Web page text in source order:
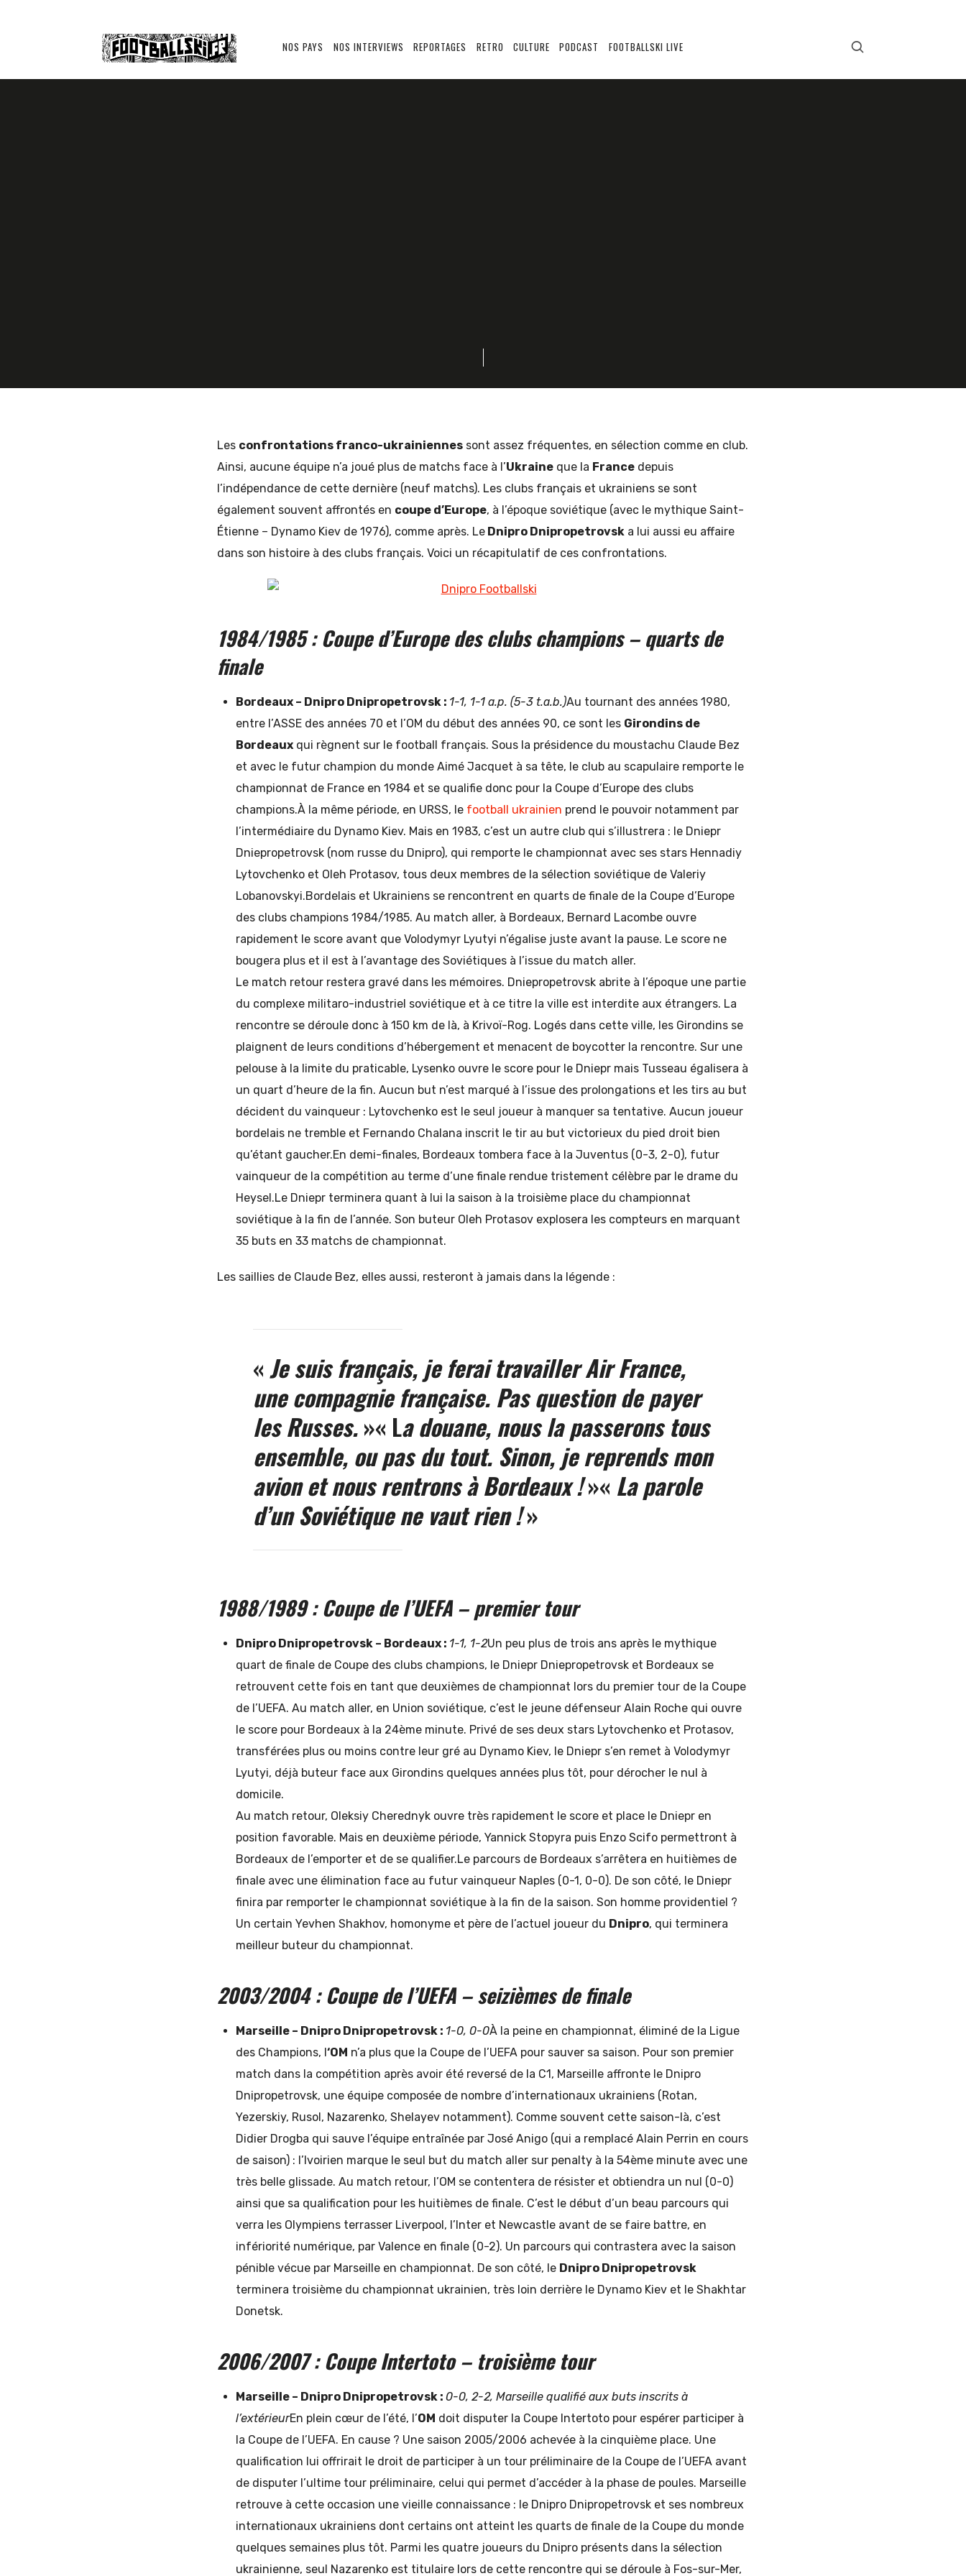
Footballski NOS PAYS NOS INTERVIEWS REPORTAGES RETRO CULTURE PODCAST FOOTBALLSKI LIVE
Les confrontations franco-ukrainiennes sont assez fréquentes, en sélection comme en club.
Ainsi, aucune équipe n’a joué plus de matchs face à l’Ukraine que la France depuis
l’indépendance de cette dernière (neuf matchs). Les clubs français et ukrainiens se sont
également souvent affrontés en coupe d’Europe, à l’époque soviétique (avec le mythique Saint-
Étienne – Dynamo Kiev de 1976), comme après. Le Dnipro Dnipropetrovsk a lui aussi eu affaire
dans son histoire à des clubs français. Voici un récapitulatif de ces confrontations.
1984/1985 : Coupe d’Europe des clubs champions – quarts de
finale
Bordeaux – Dnipro Dnipropetrovsk : 1-1, 1-1 a.p. (5-3 t.a.b.)Au tournant des années 1980,
entre l’ASSE des années 70 et l’OM du début des années 90, ce sont les Girondins de
Bordeauxqui règnent sur le football français. Sous la présidence du moustachu Claude Bez
et avec le futur champion du monde Aimé Jacquet à sa tête, le club au scapulaire remporte le
championnat de France en 1984 et se qualifie donc pour la Coupe d’Europe des clubs
champions.À la même période, en URSS, le football ukrainien prend le pouvoir notamment par
l’intermédiaire du Dynamo Kiev. Mais en 1983, c’est un autre club qui s’illustrera : le Dniepr
Dniepropetrovsk (nom russe du Dnipro), qui remporte le championnat avec ses stars Hennadiy
Lytovchenko et Oleh Protasov, tous deux membres de la sélection soviétique de Valeriy
Lobanovskyi.Bordelais et Ukrainiens se rencontrent en quarts de finale de la Coupe d’Europe
des clubs champions 1984/1985. Au match aller, à Bordeaux, Bernard Lacombe ouvre
rapidement le score avant que Volodymyr Lyutyi n’égalise juste avant la pause. Le score ne
bougera plus et il est à l’avantage des Soviétiques à l’issue du match aller.
Le match retour restera gravé dans les mémoires. Dniepropetrovsk abrite à l’époque une partie
du complexe militaro-industriel soviétique et à ce titre la ville est interdite aux étrangers. La
rencontre se déroule donc à 150 km de là, à Krivoï-Rog. Logés dans cette ville, les Girondins se
plaignent de leurs conditions d’hébergement et menacent de boycotter la rencontre. Sur une
pelouse à la limite du praticable, Lysenko ouvre le score pour le Dniepr mais Tusseau égalisera à
un quart d’heure de la fin. Aucun but n’est marqué à l’issue des prolongations et les tirs au but
décident du vainqueur : Lytovchenko est le seul joueur à manquer sa tentative. Aucun joueur
bordelais ne tremble et Fernando Chalana inscrit le tir au but victorieux du pied droit bien
qu’étant gaucher.En demi-finales, Bordeaux tombera face à la Juventus (0-3, 2-0), futur
vainqueur de la compétition au terme d’une finale rendue tristement célèbre par le drame du
Heysel.Le Dniepr terminera quant à lui la saison à la troisième place du championnat
soviétique à la fin de l’année. Son buteur Oleh Protasov explosera les compteurs en marquant
35 buts en 33 matchs de championnat.
Les saillies de Claude Bez, elles aussi, resteront à jamais dans la légende :
«Je suis français, je ferai travailler Air France,
une compagnie française. Pas question de payer
les Russes.»« La douane, nous la passerons tous
ensemble, ou pas du tout. Sinon, je reprends mon
avion et nous rentrons à Bordeaux !»« La parole
d’un Soviétique ne vaut rien !»
1988/1989 : Coupe de l’UEFA – premier tour
Dnipro Dnipropetrovsk – Bordeaux : 1-1, 1-2Un peu plus de trois ans après le mythique
quart de finale de Coupe des clubs champions, le Dniepr Dniepropetrovsk et Bordeaux se
retrouvent cette fois en tant que deuxièmes de championnat lors du premier tour de la Coupe
de l’UEFA. Au match aller, en Union soviétique, c’est le jeune défenseur Alain Roche qui ouvre
le score pour Bordeaux à la 24ème minute. Privé de ses deux stars Lytovchenko et Protasov,
transférées plus ou moins contre leur gré au Dynamo Kiev, le Dniepr s’en remet à Volodymyr
Lyutyi, déjà buteur face aux Girondins quelques années plus tôt, pour dérocher le nul à
domicile.
Au match retour, Oleksiy Cherednyk ouvre très rapidement le score et place le Dniepr en
position favorable. Mais en deuxième période, Yannick Stopyra puis Enzo Scifo permettront à
Bordeaux de l’emporter et de se qualifier.Le parcours de Bordeaux s’arrêtera en huitièmes de
finale avec une élimination face au futur vainqueur Naples (0-1, 0-0). De son côté, le Dniepr
finira par remporter le championnat soviétique à la fin de la saison. Son homme providentiel ?
Un certain Yevhen Shakhov, homonyme et père de l’actuel joueur du Dnipro, qui terminera
meilleur buteur du championnat.
2003/2004 : Coupe de l’UEFA – seizièmes de finale
Marseille – Dnipro Dnipropetrovsk : 1-0, 0-0À la peine en championnat, éliminé de la Ligue
des Champions, l‘OM n’a plus que la Coupe de l’UEFA pour sauver sa saison. Pour son premier
match dans la compétition après avoir été reversé de la C1, Marseille affronte le Dnipro
Dnipropetrovsk, une équipe composée de nombre d’internationaux ukrainiens (Rotan,
Yezerskiy, Rusol, Nazarenko, Shelayev notamment). Comme souvent cette saison-là, c’est
Didier Drogba qui sauve l’équipe entraînée par José Anigo (qui a remplacé Alain Perrin en cours
de saison) : l’Ivoirien marque le seul but du match aller sur penalty à la 54ème minute avec une
très belle glissade. Au match retour, l’OM se contentera de résister et obtiendra un nul (0-0)
ainsi que sa qualification pour les huitièmes de finale. C’est le début d’un beau parcours qui
verra les Olympiens terrasser Liverpool, l’Inter et Newcastle avant de se faire battre, en
infériorité numérique, par Valence en finale (0-2). Un parcours qui contrastera avec la saison
pénible vécue par Marseille en championnat. De son côté, le Dnipro Dnipropetrovsk
terminera troisième du championnat ukrainien, très loin derrière le Dynamo Kiev et le Shakhtar
Donetsk.
2006/2007 : Coupe Intertoto – troisième tour
Marseille – Dnipro Dnipropetrovsk : 0-0, 2-2, Marseille qualifié aux buts inscrits à
l’extérieurEn plein cœur de l’été, l’OM doit disputer la Coupe Intertoto pour espérer participer à
la Coupe de l’UEFA. En cause ? Une saison 2005/2006 achevée à la cinquième place. Une
qualification lui offrirait le droit de participer à un tour préliminaire de la Coupe de l’UEFA avant
de disputer l’ultime tour préliminaire, celui qui permet d’accéder à la phase de poules. Marseille
retrouve à cette occasion une vieille connaissance : le Dnipro Dnipropetrovsk et ses nombreux
internationaux ukrainiens dont certains ont atteint les quarts de finale de la Coupe du monde
quelques semaines plus tôt. Parmi les quatre joueurs du Dnipro présents dans la sélection
ukrainienne, seul Nazarenko est titulaire lors de cette rencontre qui se déroule à Fos-sur-Mer,